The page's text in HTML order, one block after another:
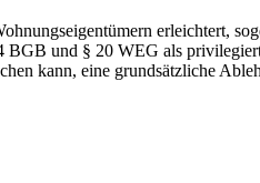
erleichtert,
BGB und § 20 WEG als
kann, eine grundsätzliche